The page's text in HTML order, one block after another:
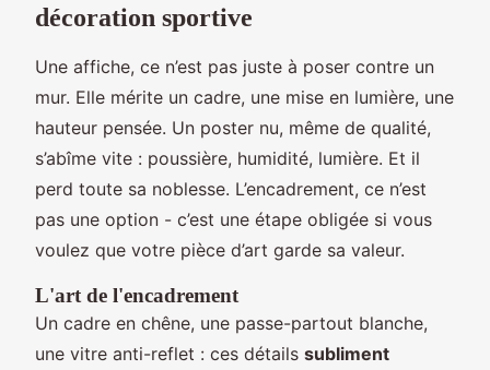
décoration sportive
Une affiche, ce n’est pas juste à poser contre un
mur. Elle mérite un cadre, une mise en lumière, une
hauteur pensée. Un poster nu, même de qualité,
s’abîme vite : poussière, humidité, lumière. Et il
perd toute sa noblesse. L’encadrement, ce n’est
pas une option - c’est une étape obligée si vous
voulez que votre pièce d’art garde sa valeur.
L'art de l'encadrement
Un cadre en chêne, une passe-partout blanche,
une vitre anti-reflet : ces détails subliment